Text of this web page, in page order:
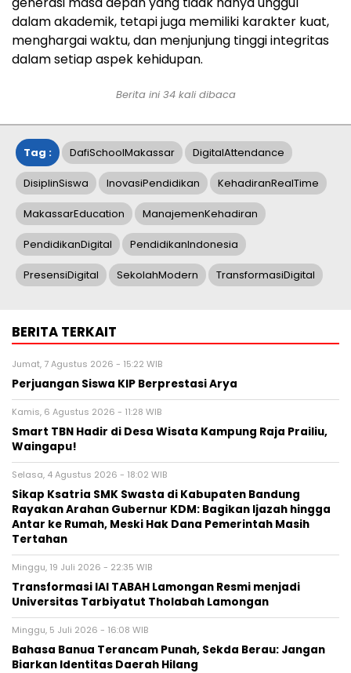
dalam akademik, tetapi juga memiliki karakter kuat,
menghargai waktu, dan menjunjung tinggi integritas
dalam setiap aspek kehidupan.
Berita ini 34kali dibaca
Tag : DafiSchoolMakassar DigitalAttendance
DisiplinSiswa InovasiPendidikan KehadiranRealTime
MakassarEducation ManajemenKehadiran
PendidikanDigital PendidikanIndonesia
PresensiDigital SekolahModern TransformasiDigital
BERITA TERKAIT
Jumat, 7 Agustus 2026 - 15:22 WIB
Perjuangan Siswa KIP Berprestasi Arya
Kamis, 6 Agustus 2026 - 11:28 WIB
Smart TBN Hadir di Desa Wisata Kampung Raja Prailiu,
Waingapu!
Selasa, 4 Agustus 2026 - 18:02 WIB
Sikap Ksatria SMK Swasta di Kabupaten Bandung
Rayakan Arahan Gubernur KDM: Bagikan Ijazah hingga
Antar ke Rumah, Meski Hak Dana Pemerintah Masih
Tertahan
Minggu, 19 Juli 2026 - 22:35 WIB
Transformasi IAI TABAH Lamongan Resmi menjadi
Universitas Tarbiyatut Tholabah Lamongan
Minggu, 5 Juli 2026 - 16:08 WIB
Bahasa Banua Terancam Punah, Sekda Berau: Jangan
Biarkan Identitas Daerah Hilang